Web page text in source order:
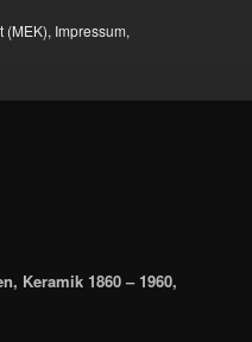
Impressum,
Keramik 1860 – 1960,